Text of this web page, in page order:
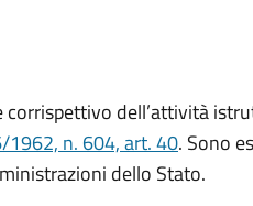
dell’attività
1962, n. 604, art. 40. Sono
dello Stato.